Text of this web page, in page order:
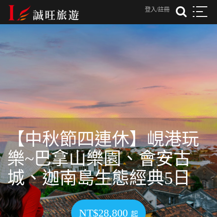
登入/註冊
【中秋節四連休】峴港玩
樂~巴拿山樂園、會安古
城、迦南島生態經典5日
NT$28,800 起